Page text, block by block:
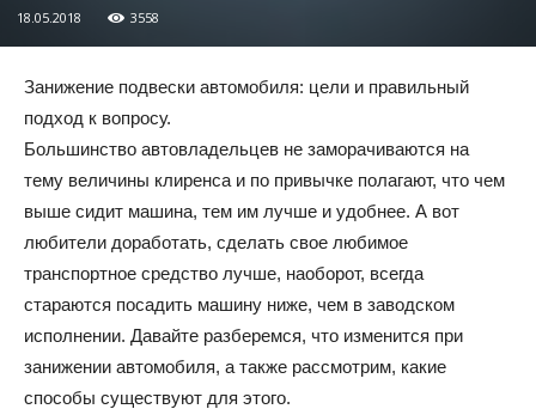
18.05.2018 3558
Занижение подвески автомобиля: цели и правильный
подход к вопросу.
Большинство автовладельцев не заморачиваются на
тему величины клиренса и по привычке полагают, что чем
выше сидит машина, тем им лучше и удобнее. А вот
любители доработать, сделать свое любимое
транспортное средство лучше, наоборот, всегда
стараются посадить машину ниже, чем в заводском
исполнении. Давайте разберемся, что изменится при
занижении автомобиля, а также рассмотрим, какие
способы существуют для этого.